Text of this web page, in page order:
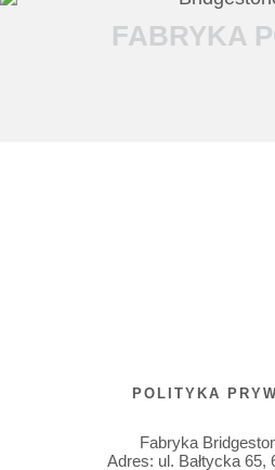
FABRYKA
POLITYKA
Fabryka
Adres: ul. Bałtycka 65,